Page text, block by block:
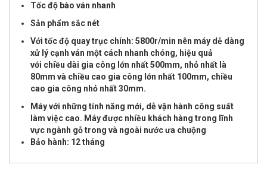
Tốc độ bào ván nhanh
Sản phẩm sắc nét
Với tốc độ quay trục chính: 5800r/min nên máy dễ dàng
xử lý cạnh ván một cách nhanh chóng, hiệu quả
với chiều dài gia công lớn nhất 500mm, nhỏ nhất là
80mm và chiều cao gia công lớn nhất 100mm, chiều
cao gia công nhỏ nhất 30mm.
Máy với những tính năng mới, dễ vận hành công suất
làm việc cao. Máy được nhiều khách hàng trong lĩnh
vực ngành gỗ trong và ngoài nước ưa chuộng
Bảo hành: 12 tháng